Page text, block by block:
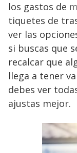
los gastos de
tiquetes de
ver las
si buscas que
recalcar que
llega a tener
debes ver
ajustas mejor.